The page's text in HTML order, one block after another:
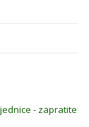
- zapratite